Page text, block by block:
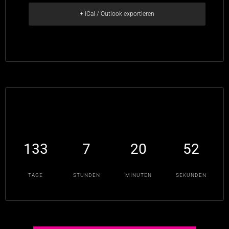
+ iCal / Outlook exportieren
133
TAGE
7
STUNDEN
20
MINUTEN
52
SEKUNDEN